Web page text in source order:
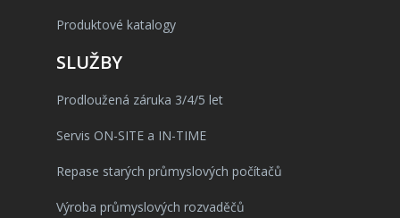
Produktové katalogy
SLUŽBY
Prodloužená záruka 3/4/5 let
Servis ON-SITE a IN-TIME
Repase starých průmyslových počítačů
Výroba průmyslových rozvaděčů